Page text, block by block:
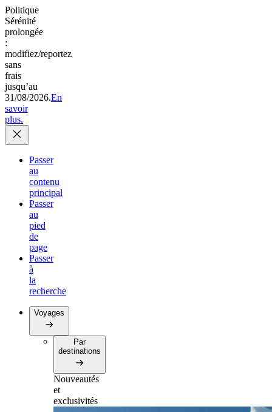
Politique
Sérénité
prolongée
:
modifiez/reportez
sans
frais
jusqu’au
31/08/2026.En
savoir
plus.
Passer
au
contenu
principal
Passer
au
pied
de
page
Passer
à
la
recherche
Voyages
Par
destinations
Nouveautés
et
exclusivités